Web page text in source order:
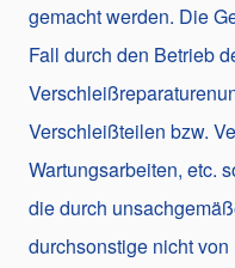
gemacht werden. Die
Fall durch den Betrieb
Verschleißteilen bzw.
Wartungsarbeiten, etc.
die durch
durchsonstige nicht